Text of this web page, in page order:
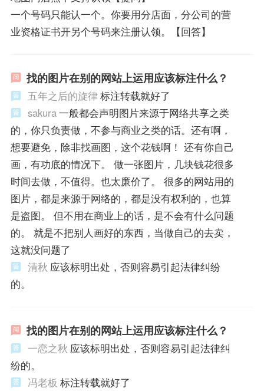
一个号码只能认一个。你要用分店面，分公司的营
业资格证书开另个号码来注册认领。【回答】
找的图片在别的网站上运用应该标注什么？
五年之后的旋律标注转载就好了
sakura一般都会声明图片来源于网络共享之类
的，你只负责做，不参与商业之类的话。还有啊，
想要避免，除非找画图，这个花钱啊！ 还有你自己
画，有功底的情况下。 做一张图片，几块钱花很多
时间去做，不值得。也太廉价了。 很多的网站用的
图片，都是来源于网络的，都是没有权利的，也算
是盗图。 但不用在商业上的话，是不会有什么问题
的。 就是不把别人画好的东西，当做自己的去卖，
这就没问题了
清秋 应该标明出处，否则容易引起法律纠纷
的。
找的图片在别的网站上运用应该标注什么？
一恋之秋 应该标明出处，否则容易引起法律纠
纷的。
冯老板 标注转载就好了